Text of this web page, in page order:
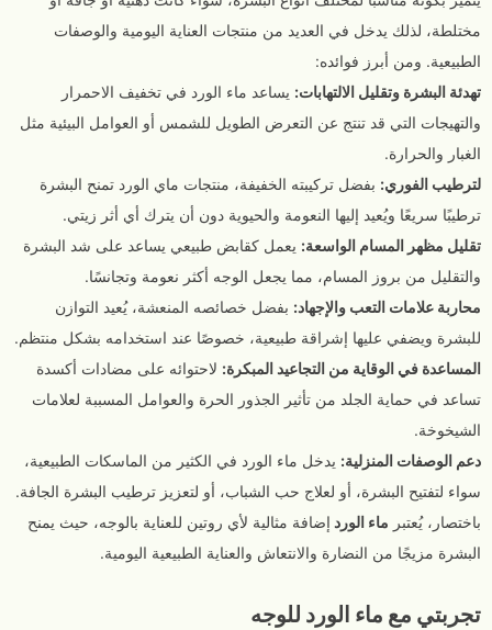
مختلطة، لذلك يدخل في العديد من منتجات العناية اليومية والوصفات
الطبيعية. ومن أبرز فوائده:
تهدئة البشرة وتقليل الالتهابات: يساعد ماء الورد في تخفيف الاحمرار
والتهيجات التي قد تنتج عن التعرض الطويل للشمس أو العوامل البيئية مثل
الغبار والحرارة.
لترطيب الفوري: بفضل تركيبته الخفيفة، منتجات ماي الورد تمنح البشرة
ترطيبًا سريعًا ويُعيد إليها النعومة والحيوية دون أن يترك أي أثر زيتي.
تقليل مظهر المسام الواسعة: يعمل كقابض طبيعي يساعد على شد البشرة
والتقليل من بروز المسام، مما يجعل الوجه أكثر نعومة وتجانسًا.
محاربة علامات التعب والإجهاد: بفضل خصائصه المنعشة، يُعيد التوازن
للبشرة ويضفي عليها إشراقة طبيعية، خصوصًا عند استخدامه بشكل منتظم.
المساعدة في الوقاية من التجاعيد المبكرة: لاحتوائه على مضادات أكسدة
تساعد في حماية الجلد من تأثير الجذور الحرة والعوامل المسببة لعلامات
الشيخوخة.
دعم الوصفات المنزلية: يدخل ماء الورد في الكثير من الماسكات الطبيعية،
سواء لتفتيح البشرة، أو لعلاج حب الشباب، أو لتعزيز ترطيب البشرة الجافة.
باختصار، يُعتبر ماء الورد إضافة مثالية لأي روتين للعناية بالوجه، حيث يمنح
البشرة مزيجًا من النضارة والانتعاش والعناية الطبيعية اليومية.
تجربتي مع ماء الورد للوجه